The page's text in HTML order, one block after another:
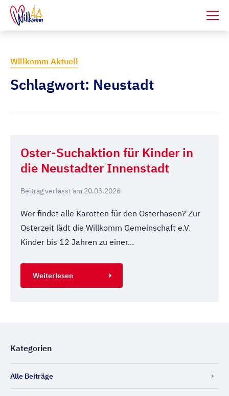
Willkomm Aktuell
Schlagwort: Neustadt
Oster-Suchaktion für Kinder in
die Neustadter Innenstadt
Beitrag verfasst am 20.03.2026
Wer findet alle Karotten für den Osterhasen? Zur
Osterzeit lädt die Willkomm Gemeinschaft e.V.
Kinder bis 12 Jahren zu einer...
Weiterlesen
Kategorien
Alle Beiträge